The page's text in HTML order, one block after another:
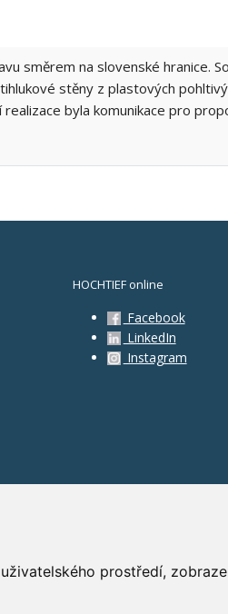
prostředí,
směrem na slovenské hranice.
stěny z plastových
byla komunikace pro
HOCHTIEF online
Facebook
LinkedIn
Instagram